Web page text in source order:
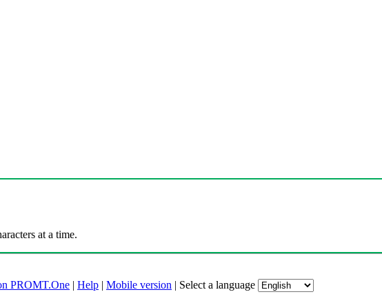
at a time.
PROMT.One | Help | Mobile version | Select a language